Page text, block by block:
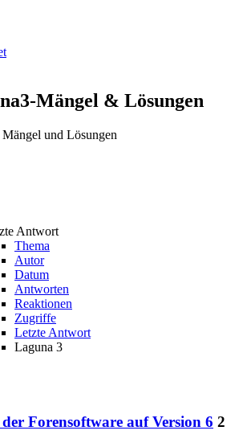
Mängel & Lösungen
und Lösungen
Antwort
Thema
Autor
Datum
Antworten
Reaktionen
Zugriffe
Letzte Antwort
Laguna 3
Forensoftware auf Version 6 2